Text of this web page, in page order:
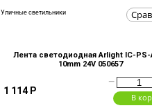
Уличные светильники
Лента светодиодная Arlight IC-PS-
10mm 24V 050657
1 114 Р
−
В